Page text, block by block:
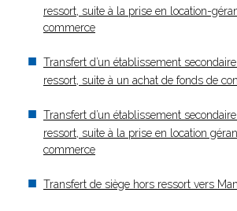
ressort, suite à la prise en location-
commerce
Transfert d’un établissement
ressort, suite à un achat de fonds de
Transfert d’un établissement
ressort, suite à la prise en location
commerce
Transfert de siège hors ressort vers